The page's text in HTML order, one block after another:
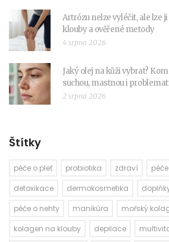
Artrózu nelze vyléčit, ale lze
klouby a ověřené metody
4 srpna 2026
Jaký olej na kůži vybrat?
suchou, mastnou i
2 srpna 2026
Štítky
péče o pleť probiotika zdraví
detoxikace
dermokosmetika
péče o nehty
manikúra
mořský
kolagen na klouby
depilace